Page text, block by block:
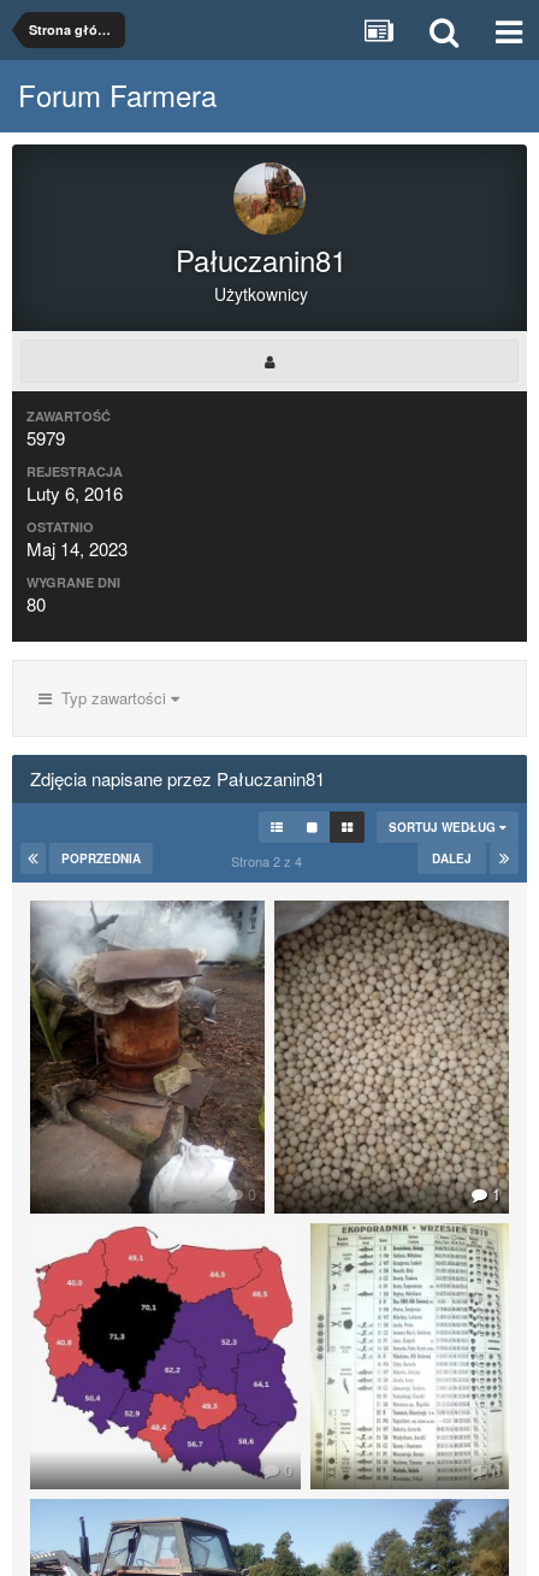
Strona główna
Forum Farmera
Pałuczanin81
Użytkownicy
ZAWARTOŚĆ
5979
REJESTRACJA
Luty 6, 2016
OSTATNIO
Maj 14, 2023
WYGRANE DNI
80
Typ zawartości
Zdjęcia napisane przez Pałuczanin81
SORTUJ WEDŁUG
POPRZEDNIA
DALEJ
Strona 2 z 4
0 1
0 0